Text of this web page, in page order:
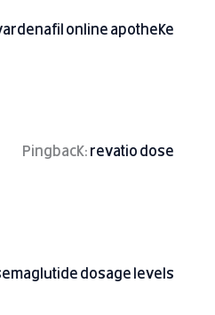
online apotheke
Pingback:revatio dose
dosage levels